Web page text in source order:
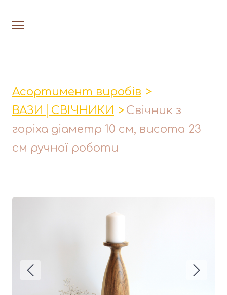
Миски│Тарілки
Фруктовниці
Фігури й статуетки
Догляд за виробами
Асортимент виробів
ВАЗИ│СВІЧНИКИ
Свічник з
горіха діаметр 10 см, висота 23
см ручної роботи